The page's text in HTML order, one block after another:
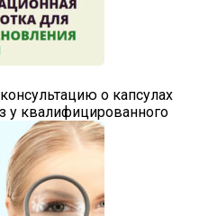
о капсулах
у квалифицированного